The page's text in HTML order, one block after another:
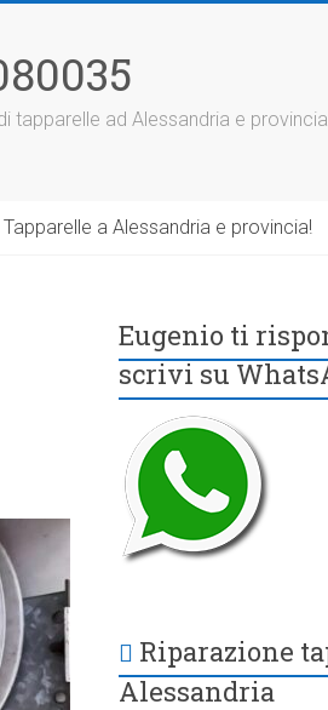
tapparelle ad Alessandria e
a Alessandria e provincia!
Eugenio ti
scrivi su
Riparazione
Alessandria